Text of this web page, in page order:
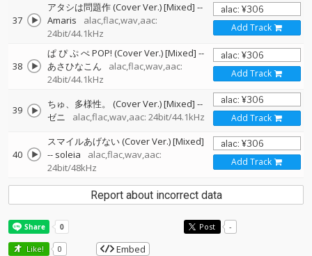
37
アタシは問題作 (Cover Ver.) [Mixed] --
Amaris
alac,flac,wav,aac:
24bit/44.1kHz
Add Track
38
ぱ ぴ ぷ ぺ POP! (Cover Ver.) [Mixed] --
あさひなこん
alac,flac,wav,aac:
24bit/44.1kHz
Add Track
39 ちゅ、多様性。 (Cover Ver.) [Mixed] --
ゼニ
alac,flac,wav,aac: 24bit/44.1kHz Add Track
40
スマイルあげない (Cover Ver.) [Mixed]
-- soleia
alac,flac,wav,aac:
24bit/48kHz
Add Track
Report about incorrect data
Post -
Like! 0 Embed